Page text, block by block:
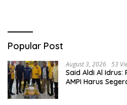
Popular Post
August 3, 2026 53
Said Aldi Al Idrus:
AMPI Harus